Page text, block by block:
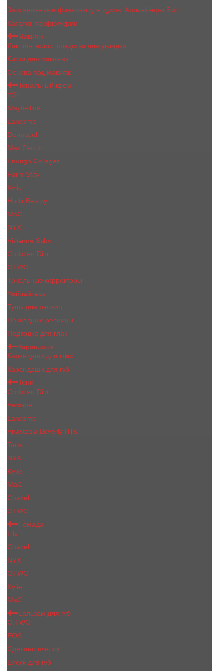
Заправляемые флаконы для духов, Атомайзеры 5мл
Каталог парфюмерии
Макияж
Лак для волос, средства для укладки
Кисти для макияжа
Основа под макияж
Тональный крем
YSL
Maybelline
Lancome
Dermacol
Max Factor
Enough Collagen
Farm Stay
Kylie
Huda Beauty
МаС
NYX
Vivienne Sabo
Сhristiаn Diоr
OTWO
Тональные корректоры
Хайлайтеры
Тушь для ресниц
Накладные ресницы
Подводка для глаз
Карандаши
Карандаши для глаз
Карандаши для губ
Тени
Christian Dior
Versace
Lancome
Anastasia Beverly Hills
Tarte
NYX
Kylie
MaC
Сhanеl
OTWO
Помада
Lily
Chanel
NYX
OTWO
Kylie
МаС
Бальзам для губ
O.TWO
EOS
Сделано пчелой
Блеск для губ